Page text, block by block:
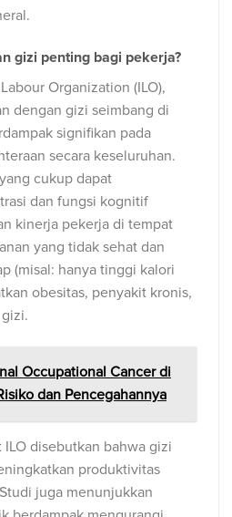
gizi penting bagi pekerja?
Organization (ILO),
dengan gizi seimbang di
signifikan pada
secara keseluruhan.
cukup dapat
dan fungsi kognitif
kinerja pekerja di tempat
yang tidak sehat dan
(misal: hanya tinggi kalori
obesitas, penyakit kronis,
Occupational Cancer di
dan Pencegahannya
ILO disebutkan bahwa gizi
produktivitas
juga menunjukkan